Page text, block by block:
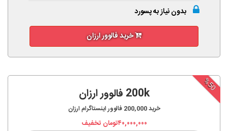
بدون نیاز به پسورد
خرید فالوور ارزان
%50
200k فالوور ارزان
خرید200,000 فالوور اینستاگرام ارزان
۴۰,۰۰۰,۰۰۰تومان تخفیف